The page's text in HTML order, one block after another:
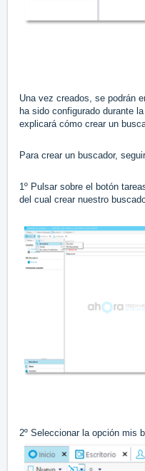
Una vez creados, se podrán
ha sido configurado durante
explicará cómo crear un
Para crear un buscador,
1º Pulsar sobre el botón
del cual crear nuestro
2º Seleccionar la opción mis